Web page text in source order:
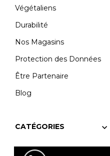
Végétaliens
Durabilité
Nos Magasins
Protection des Données
Être Partenaire
Blog
CATÉGORIES